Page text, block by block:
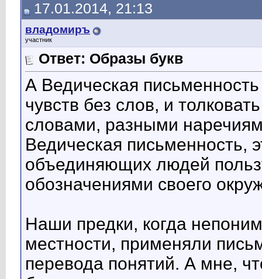
17.01.2014, 21:13
владомиръ
участник
Ответ: Образы букв
А Ведическая
чувств без слов, и
словами, разными
Ведическая письменность,
объединяющих людей
обозначениями своего
Наши предки, когда
местности, применяли
перевода понятий. А мне,